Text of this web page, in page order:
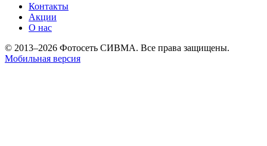
Контакты
Акции
О нас
© 2013–2026 Фотосеть СИВМА. Все права защищены.
Мобильная версия